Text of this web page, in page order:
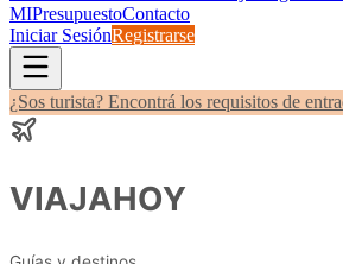
MIPresupuestoContacto
Iniciar SesiónRegistrarse
¿Sos turista? Encontrá los requisitos de
VIAJAHOY